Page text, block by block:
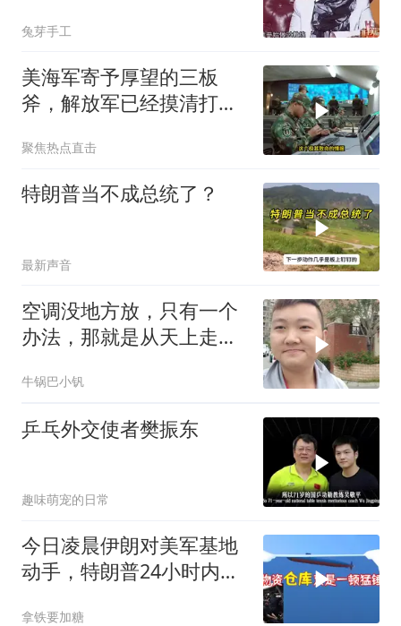
兔芽手工
美海军寄予厚望的三板
斧，解放军已经摸清打
聚焦热点直击
特朗普当不成总统了？
最新声音
空调没地方放，只有一个
办法，那就是从天上走，
牛锅巴小钒
乒乓外交使者樊振东
趣味萌宠的日常
今日凌晨伊朗对美军基地
动手，特朗普24小时内服
拿铁要加糖